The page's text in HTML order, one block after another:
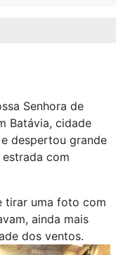
Senhora de
Batávia, cidade
despertou grande
com
tirar uma foto com
ainda mais
dos ventos.